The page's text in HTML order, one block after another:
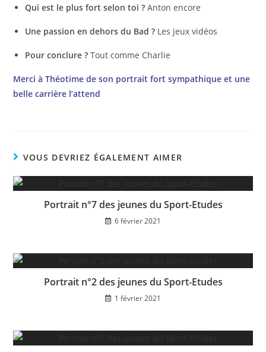
Qui est le plus fort selon toi ? Anton encore
Une passion en dehors du Bad ? Les jeux vidéos
Pour conclure ? Tout comme Charlie
Merci à Théotime de son portrait fort sympathique et une
belle carrière l’attend
VOUS DEVRIEZ ÉGALEMENT AIMER
Portrait n°7 des jeunes du Sport-Etudes
6 février 2021
Portrait n°2 des jeunes du Sport-Etudes
1 février 2021